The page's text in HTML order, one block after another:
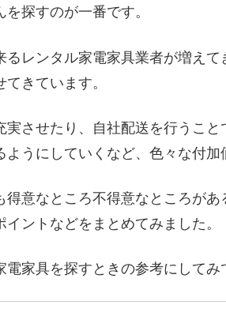
探すのが一番です。
レンタル家電家具業者が増え
きています。
実させたり、自社配送を行うこ
うにしていくなど、色々な付加
得意なところ不得意なところが
ントなどをまとめてみました。
家具を探すときの参考にしてみ